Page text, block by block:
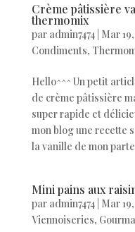
Crème pâtissière
thermomix
par admin7474| Mar
Condiments,
Hello^^^ Un petit
de crème pâtissière
super rapide et
mon blog une recette
la vanille de mon
Mini pains aux
par admin7474| Mar
Viennoiseries,